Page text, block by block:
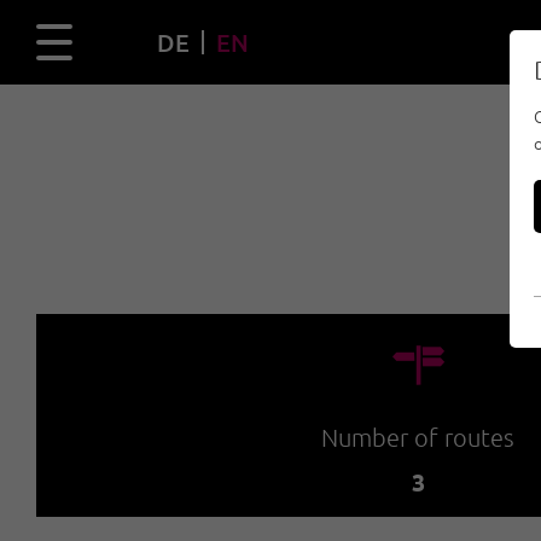
DE EN
🍫
Number of routes
3